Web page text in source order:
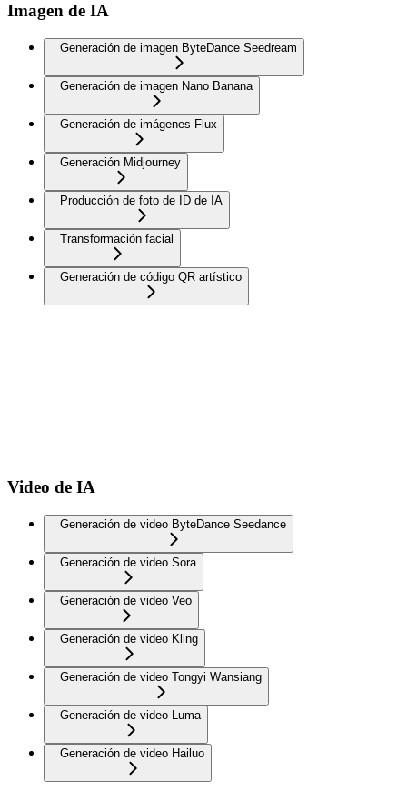
Imagen de IA
Generación de imagen ByteDance Seedream
Generación de imagen Nano Banana
Generación de imágenes Flux
Generación Midjourney
Producción de foto de ID de IA
Transformación facial
Generación de código QR artístico
Video de IA
Generación de video ByteDance Seedance
Generación de video Sora
Generación de video Veo
Generación de video Kling
Generación de video Tongyi Wansiang
Generación de video Luma
Generación de video Hailuo